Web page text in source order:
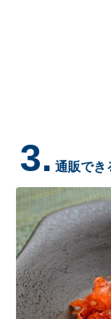
3. 通販でき